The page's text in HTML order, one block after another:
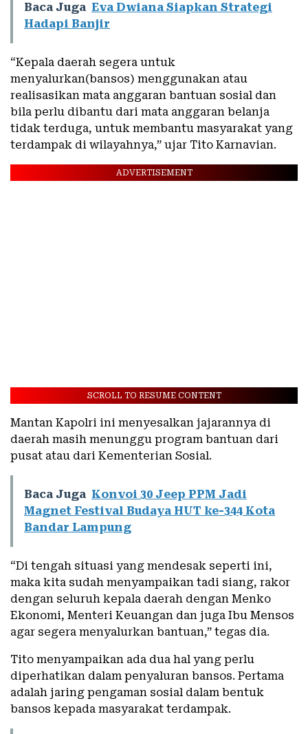
Baca Juga Eva Dwiana Siapkan Strategi
Hadapi Banjir
“Kepala daerah segera untuk
menyalurkan(bansos) menggunakan atau
realisasikan mata anggaran bantuan sosial dan
bila perlu dibantu dari mata anggaran belanja
tidak terduga, untuk membantu masyarakat yang
terdampak di wilayahnya,” ujar Tito Karnavian.
ADVERTISEMENT
SCROLL TO RESUME CONTENT
Mantan Kapolri ini menyesalkan jajarannya di
daerah masih menunggu program bantuan dari
pusat atau dari Kementerian Sosial.
Baca Juga Konvoi 30 Jeep PPM Jadi
Magnet Festival Budaya HUT ke-344 Kota
Bandar Lampung
“Di tengah situasi yang mendesak seperti ini,
maka kita sudah menyampaikan tadi siang, rakor
dengan seluruh kepala daerah dengan Menko
Ekonomi, Menteri Keuangan dan juga Ibu Mensos
agar segera menyalurkan bantuan,” tegas dia.
Tito menyampaikan ada dua hal yang perlu
diperhatikan dalam penyaluran bansos. Pertama
adalah jaring pengaman sosial dalam bentuk
bansos kepada masyarakat terdampak.